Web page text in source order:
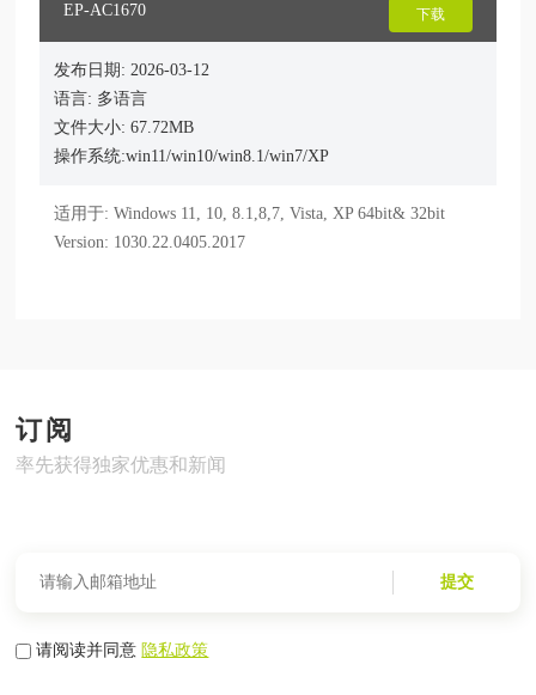
EP-AC1670 下载
发布日期: 2026-03-12
语言: 多语言
文件大小: 67.72MB
操作系统:win11/win10/win8.1/win7/XP
适用于: Windows 11, 10, 8.1,8,7, Vista, XP 64bit& 32bit
Version: 1030.22.0405.2017
订阅
率先获得独家优惠和新闻
提交
请阅读并同意隐私政策